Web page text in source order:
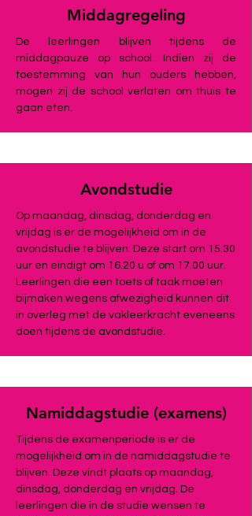
Middagregeling
De leerlingen blijven tijdens de
middagpauze op school. Indien zij de
toestemming van hun ouders hebben,
mogen zij de school verlaten om thuis te
gaan eten.
Avondstudie
Op maandag, dinsdag, donderdag en
vrijdag is er de mogelijkheid om in de
avondstudie te blijven. Deze start om 15.30
uur en eindigt om 16.20 u of om 17.00 uur.
Leerlingen die een toets of taak moeten
bijmaken wegens afwezigheid kunnen dit
in overleg met de vakleerkracht eveneens
doen tijdens de avondstudie.
Namiddagstudie (examens)
Tijdens de examenperiode is er de
mogelijkheid om in de namiddagstudie te
blijven. Deze vindt plaats op maandag,
dinsdag, donderdag en vrijdag. De
leerlingen die in de studie wensen te